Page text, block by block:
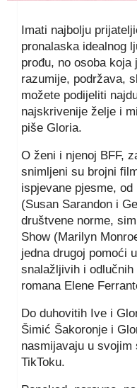
Imati najbolju
pronalaska idealnog
prođu, no osoba
razumije, podržava,
možete podijeliti
najskrivenije želje i
piše Gloria.
O ženi i njenoj BFF,
snimljeni su brojni
ispjevane pjesme,
(Susan Sarandon i
društvene norme,
Show (Marilyn
jedna drugoj pomoći
snalažljivih i
romana Elene
Do duhovitih Ive i
Šimić Šakoronje i
nasmijavaju u
TikToku.